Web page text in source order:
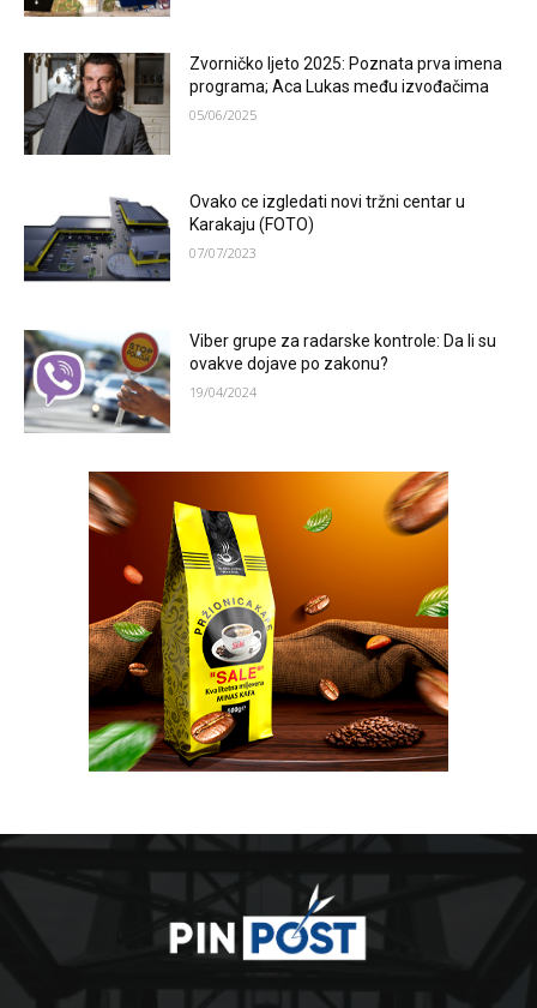
Zvorničko ljeto 2025: Poznata prva imena
programa; Aca Lukas među izvođačima
05/06/2025
Ovako ce izgledati novi tržni centar u
Karakaju (FOTO)
07/07/2023
Viber grupe za radarske kontrole: Da li su
ovakve dojave po zakonu?
19/04/2024